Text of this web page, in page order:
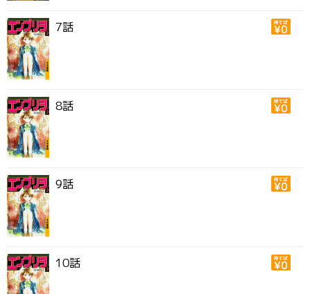
7話
8話
9話
10話